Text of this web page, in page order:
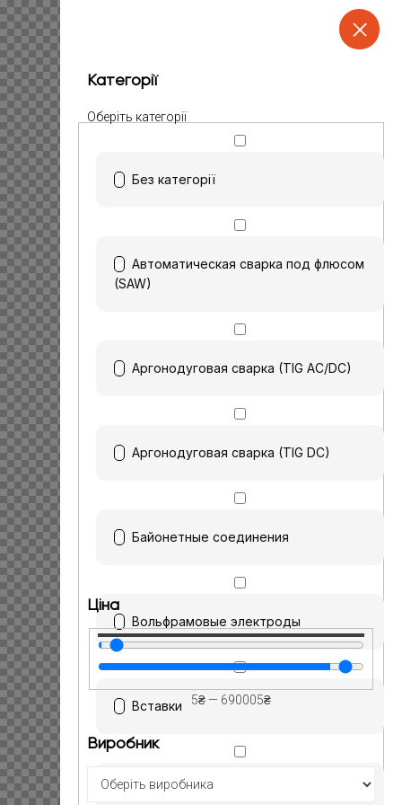
Категорії
Оберіть категорії
Без категорії
Автоматическая сварка под флюсом
(SAW)
Аргонодуговая сварка (TIG AC/DC)
Аргонодуговая сварка (TIG DC)
Байонетные соединения
Вольфрамовые электроды
Вставки
Газораспределители
Ціна
5₴ — 690005₴
Виробник